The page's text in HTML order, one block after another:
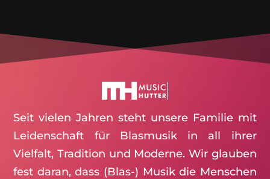
Seit vielen Jahren steht unsere Familie mit
Leidenschaft für Blasmusik in all ihrer
Vielfalt, Tradition und Moderne. Wir glauben
fest daran, dass (Blas-) Musik die Menschen